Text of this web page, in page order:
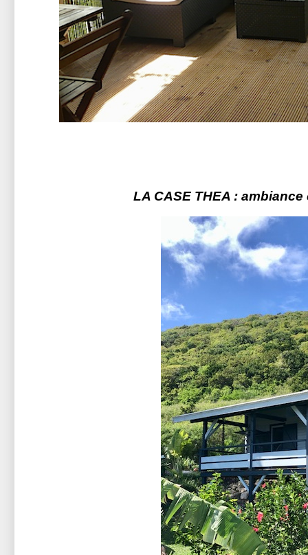
LA CASE THEA :